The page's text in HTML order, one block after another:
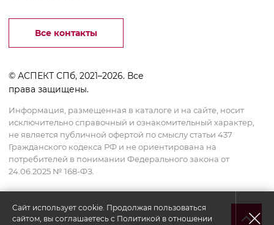
Все контакты
© АСПЕКТ СПб, 2021–2026. Все
права защищены.
Информация, размещенная в каталоге и на сайте, носит
исключительно справочный и ознакомительный характер,
не является публичной офертой по смыслу статьи 437
Гражданского кодекса РФ и не ориентирована на
потребителей в понимании Федерального закона от
24.06.2025 № 168-ФЗ.
Сайт использует cookie. Продолжая пользоваться
сайтом, вы соглашаетесь с Политикой в отношении